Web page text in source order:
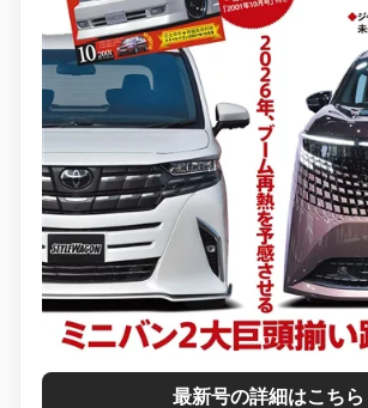
最新号の詳細はこちら